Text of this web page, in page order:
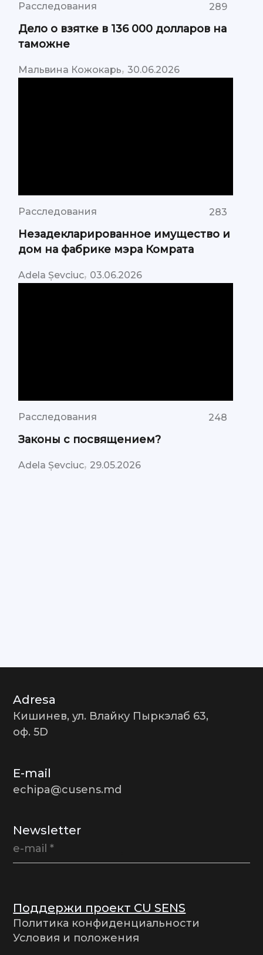
Расследования 289
Дело о взятке в 136 000 долларов на
таможне
Мальвина Кожокарь, 30.06.2026
Расследования 283
Незадекларированное имущество и
дом на фабрике мэра Комрата
Adela Șevciuc, 03.06.2026
Расследования 248
Законы с посвящением?
Adela Șevciuc, 29.05.2026
Adresa
Кишинев, ул. Влайку Пыркэлаб 63,
оф. 5D
E-mail
echipa@cusens.md
Newsletter
Поддержи проект CU SENS
Политика конфиденциальности
Условия и положения